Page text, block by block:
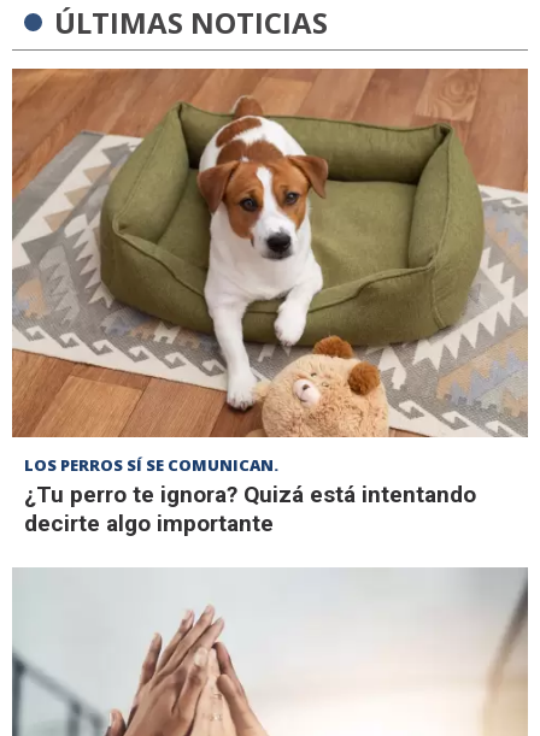
ÚLTIMAS NOTICIAS
LOS PERROS SÍ SE COMUNICAN.
¿Tu perro te ignora? Quizá está intentando
decirte algo importante